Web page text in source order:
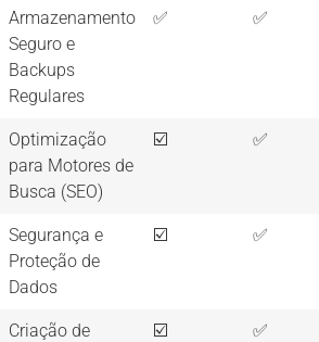
Armazenamento
Seguro e
Backups
Regulares
✅ ✅
Optimização
para Motores de
Busca (SEO)
☑️ ✅
Segurança e
Proteção de
Dados
☑️ ✅
Criação de
☑️ ✅